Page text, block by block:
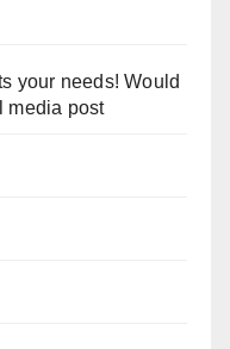
your needs! Would
media post